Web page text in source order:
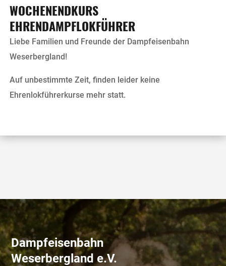
WOCHENENDKURS
EHRENDAMPFLOKFÜHRER
Liebe Familien und Freunde der Dampfeisenbahn
Weserbergland!
Auf unbestimmte Zeit, finden leider keine
Ehrenlokführerkurse mehr statt.
Dampfeisenbahn
Weserbergland e.V.